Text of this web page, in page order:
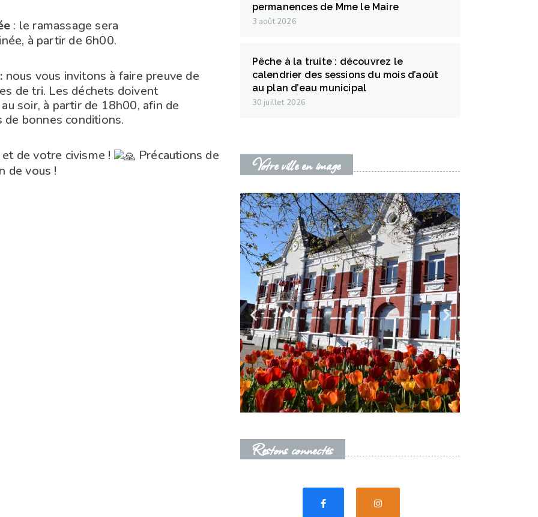
: le ramassage sera
à partir de 6h00.
nous vous invitons à faire preuve de
de tri. Les déchets doivent
soir, à partir de 18h00, afin de
bonnes conditions.
de votre civisme !
Précautions de
de vous !
permanences de Mme le Maire
3 août 2026
Pêche à la truite : découvrez le
calendrier des sessions du mois d’août
au plan d’eau municipal
30 juillet 2026
Votre ville en image
Restons connectés